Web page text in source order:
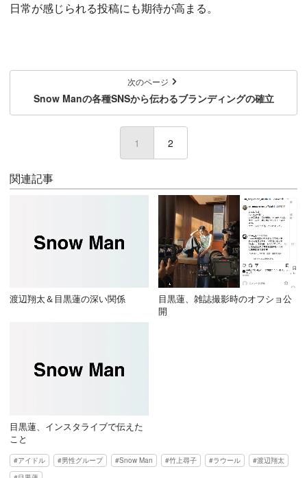
日常が感じられる投稿にも期待が高まる。
次のページ
Snow Manの各種SNSから伝わるブランディングの確立
1 (current)
2
関連記事
渡辺翔太＆目黒蓮の深い関係
目黒蓮、雑誌撮影時のオフショ公
開
目黒蓮、インスタライブで伝えた
こと
アイドル 男性グループ Snow Man 竹上尋子 ラウール
渡辺翔太